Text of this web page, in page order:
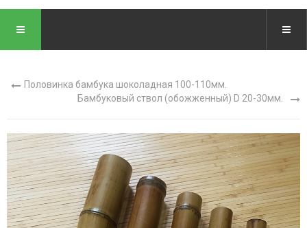
Половинка бамбука шоколадная 100-110мм.
Бамбуковый ствол (обожженный) D 20-30мм.